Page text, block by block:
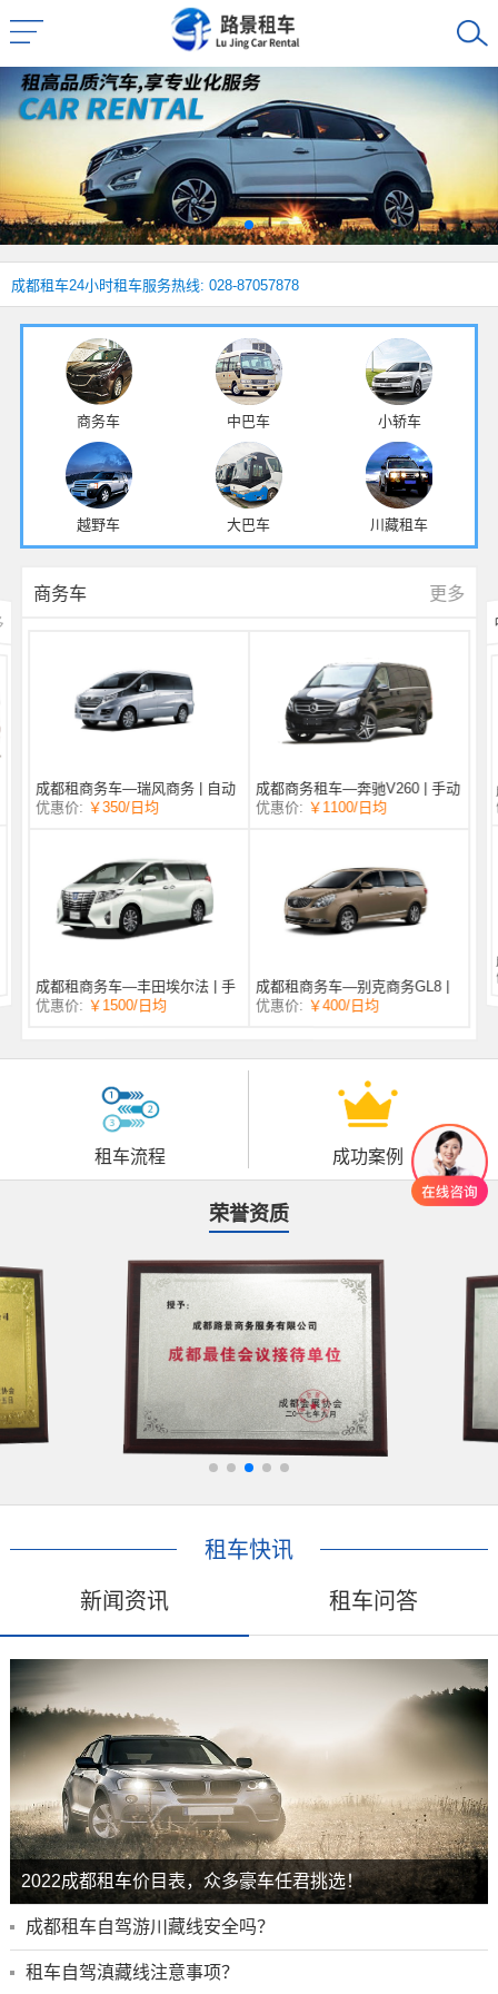
成都租车24小时租车服务热线: 028-87057878
商务车 中巴车 小轿车
越野车 大巴车 川藏租车
商务车 更多
成都租商务车—瑞风商务 | 自动
挡 | 7座
优惠价: ￥350/日均
成都商务租车—奔驰V260 | 手动
挡 |
优惠价: ￥1100/日均
成都租商务车—丰田埃尔法 | 手
自一体 |
优惠价: ￥1500/日均
成都租商务车—别克商务GL8 |
自动挡 | 7座
优惠价: ￥400/日均
租车流程 成功案例
荣誉资质
租车快讯
新闻资讯 租车问答
2022成都租车价目表，众多豪车任君挑选！
成都租车自驾游川藏线安全吗？
租车自驾滇藏线注意事项？